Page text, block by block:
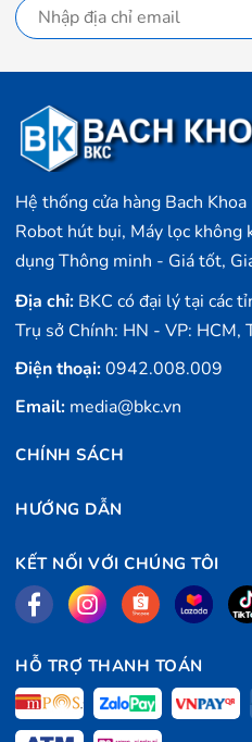
Cảm biến đo các chỉ số
Samsung đã mang tới cho
vận động khác nhau, tính
dõi nhịp tim liên tục, đo
giấc ngủ (Sleep Score). Với
của mình khi có vấn đề bất
Hệ thống cửa hàng Bach
Robot hút bụi, Máy lọc không
dụng Thông minh - Giá tốt,
Địa chỉ: BKC có đại lý tại các
Trụ sở Chính: HN - VP: HCM,
Điện thoại:0942.008.009
Email: media@bkc.vn
CHÍNH SÁCH
HƯỚNG DẪN
KẾT NỐI VỚI CHÚNG TÔI
HỖ TRỢ THANH TOÁN